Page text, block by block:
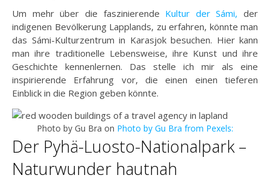
Um mehr über die faszinierende Kultur der Sámi, der
indigenen Bevölkerung Lapplands, zu erfahren, könnte man
das Sámi-Kulturzentrum in Karasjok besuchen. Hier kann
man ihre traditionelle Lebensweise, ihre Kunst und ihre
Geschichte kennenlernen. Das stelle ich mir als eine
inspirierende Erfahrung vor, die einen einen tieferen
Einblick in die Region geben könnte.
Photo by Gu Bra on Photo by Gu Bra from Pexels:
Der Pyhä-Luosto-Nationalpark –
Naturwunder hautnah